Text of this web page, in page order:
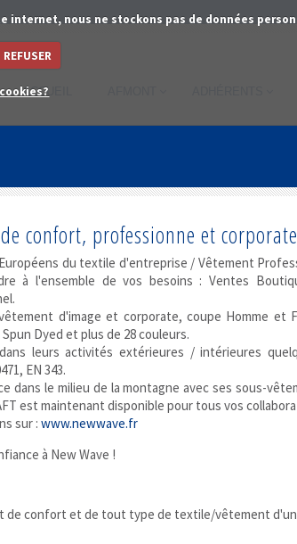
nous ne stockons pas de données
REFUSER
ACCUEIL
confort, professionne et corporate
du textile d'entreprise / Vêtement
à l'ensemble de vos besoins : Ventes
d'image et corporate, coupe Homme et
Dyed et plus de 28 couleurs.
leurs activités extérieures / intérieures
EN 343.
dans le milieu de la montagne avec ses sous-
est maintenant disponible pour tous vos
sur : www.newwave.fr
à New Wave !
de confort et de tout type de textile/vêtement